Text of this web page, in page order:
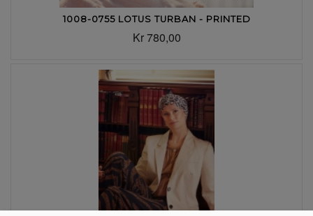
1008-0755 LOTUS TURBAN - PRINTED
Kr 780,00